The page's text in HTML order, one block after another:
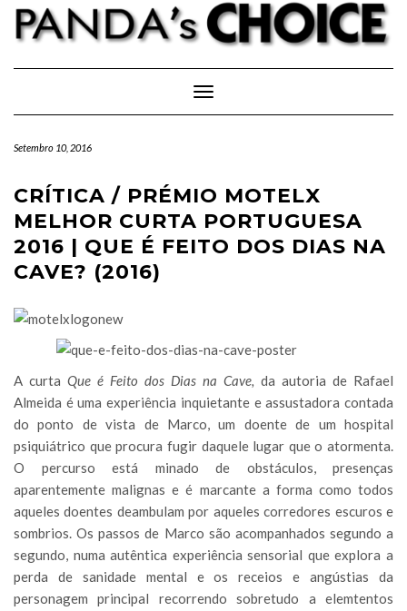
Skip
content
Toggle Navigation
Setembro 10, 2016
CRÍTICA / PRÉMIO MOTELX
MELHOR CURTA PORTUGUESA
2016 | QUE É FEITO DOS DIAS NA
CAVE? (2016)
A curta Que é Feito dos Dias na Cave, da autoria de Rafael
Almeida é uma experiência inquietante e assustadora contada
do ponto de vista de Marco, um doente de um hospital
psiquiátrico que procura fugir daquele lugar que o atormenta.
O percurso está minado de obstáculos, presenças
aparentemente malignas e é marcante a forma como todos
aqueles doentes deambulam por aqueles corredores escuros e
sombrios. Os passos de Marco são acompanhados segundo a
segundo, numa autêntica experiência sensorial que explora a
perda de sanidade mental e os receios e angústias da
personagem principal recorrendo sobretudo a elemtentos